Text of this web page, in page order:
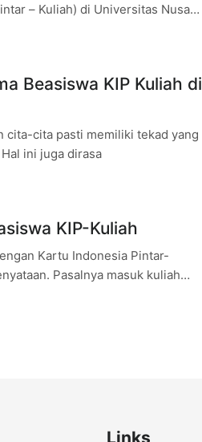
– Kuliah) di Universitas Nusa
Beasiswa KIP Kuliah di
cita-cita pasti memiliki tekad yang
ini juga dirasa
Beasiswa KIP-Kuliah
Kartu Indonesia Pintar-
Pasalnya masuk kuliah
Links